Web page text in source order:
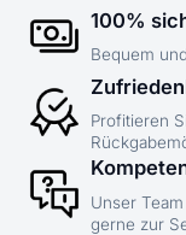
100%
Bequem
Profitieren
Unser
gerne zur